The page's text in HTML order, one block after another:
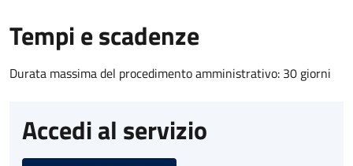
Tempi e scadenze
Durata massima del procedimento amministrativo: 30 giorni
Accedi al servizio